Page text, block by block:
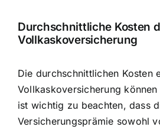
Durchschnittliche Kosten
Vollkaskoversicherung
Die durchschnittlichen Kosten
Vollkaskoversicherung
ist wichtig zu beachten, dass
Versicherungsprämie sowohl